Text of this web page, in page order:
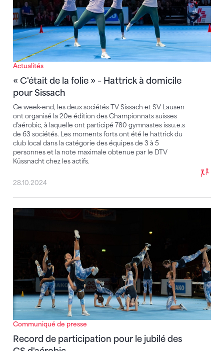
Actualités
« C'était de la folie » – Hattrick à domicile
pour Sissach
Ce week-end, les deux sociétés TV Sissach et SV Lausen
ont organisé la 20e édition des Championnats suisses
d'aérobic, à laquelle ont participé 780 gymnastes issu.e.s
de 63 sociétés. Les moments forts ont été le hattrick du
club local dans la catégorie des équipes de 3 à 5
personnes et la note maximale obtenue par le DTV
Küssnacht chez les actifs.
28.10.2024
Communiqué de presse
Record de participation pour le jubilé des
Record de participation pour le jubilé des CS